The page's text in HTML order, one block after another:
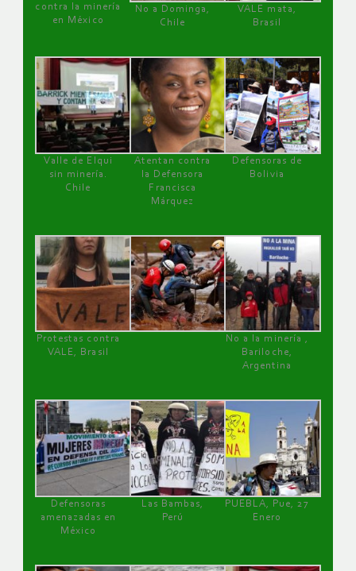
contra la minería
en México
No a Dominga,
Chile
VALE mata,
Brasil
Valle de Elqui
sin minería.
Chile
Atentan contra
la Defensora
Francisca
Márquez
Defensoras de
Bolivia
Protestas contra
VALE, Brasil
No a la minería ,
Bariloche,
Argentina
Defensoras
amenazadas en
México
Las Bambas,
Perú
PUEBLA, Pue, 27
Enero